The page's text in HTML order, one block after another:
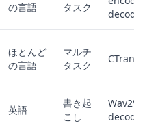
の言語 タスク
decoder
ほとんど
の言語
マルチ
タスク
英語
書き起
こし
decoder